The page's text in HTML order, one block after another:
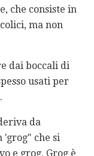
che consiste in
ma non
dai boccali di
usati per
da
'grog" che si
e grog. Grog è